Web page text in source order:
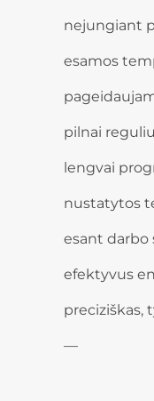
nejungiant
esamos
pilnai
lengvai
nustatytos
esant darbo
efektyvus
preciziškas,
—